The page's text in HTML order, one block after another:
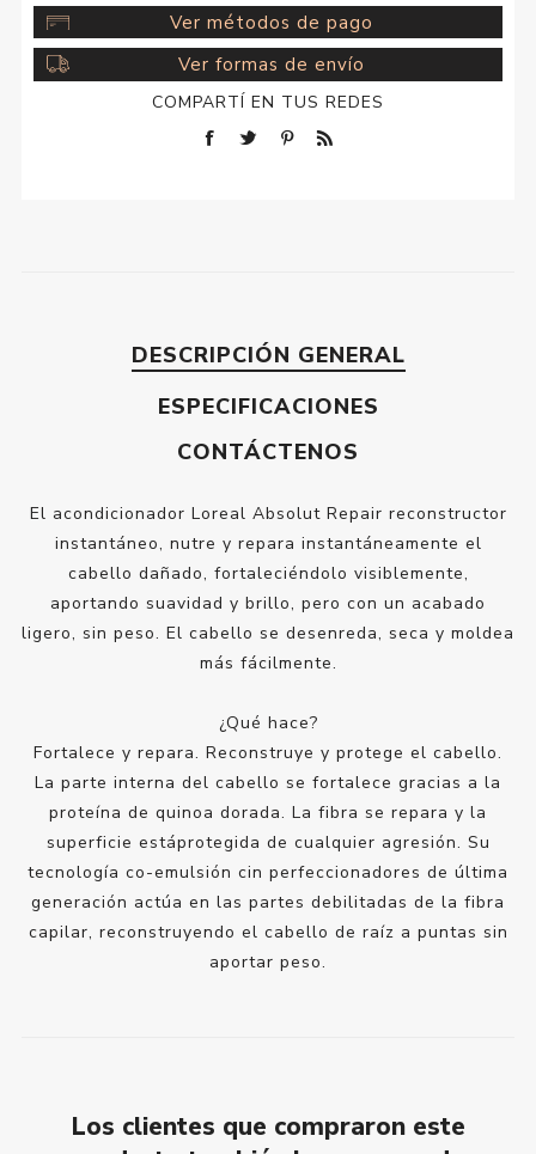
Ver métodos de pago
Ver formas de envío
COMPARTÍ EN TUS REDES
DESCRIPCIÓN GENERAL
ESPECIFICACIONES
CONTÁCTENOS
El acondicionador Loreal Absolut Repair reconstructor
instantáneo, nutre y repara instantáneamente el
cabello dañado, fortaleciéndolo visiblemente,
aportando suavidad y brillo, pero con un acabado
ligero, sin peso. El cabello se desenreda, seca y moldea
más fácilmente.
¿Qué hace?
Fortalece y repara. Reconstruye y protege el cabello.
La parte interna del cabello se fortalece gracias a la
proteína de quinoa dorada. La fibra se repara y la
superficie estáprotegida de cualquier agresión. Su
tecnología co-emulsión cin perfeccionadores de última
generación actúa en las partes debilitadas de la fibra
capilar, reconstruyendo el cabello de raíz a puntas sin
aportar peso.
Los clientes que compraron este